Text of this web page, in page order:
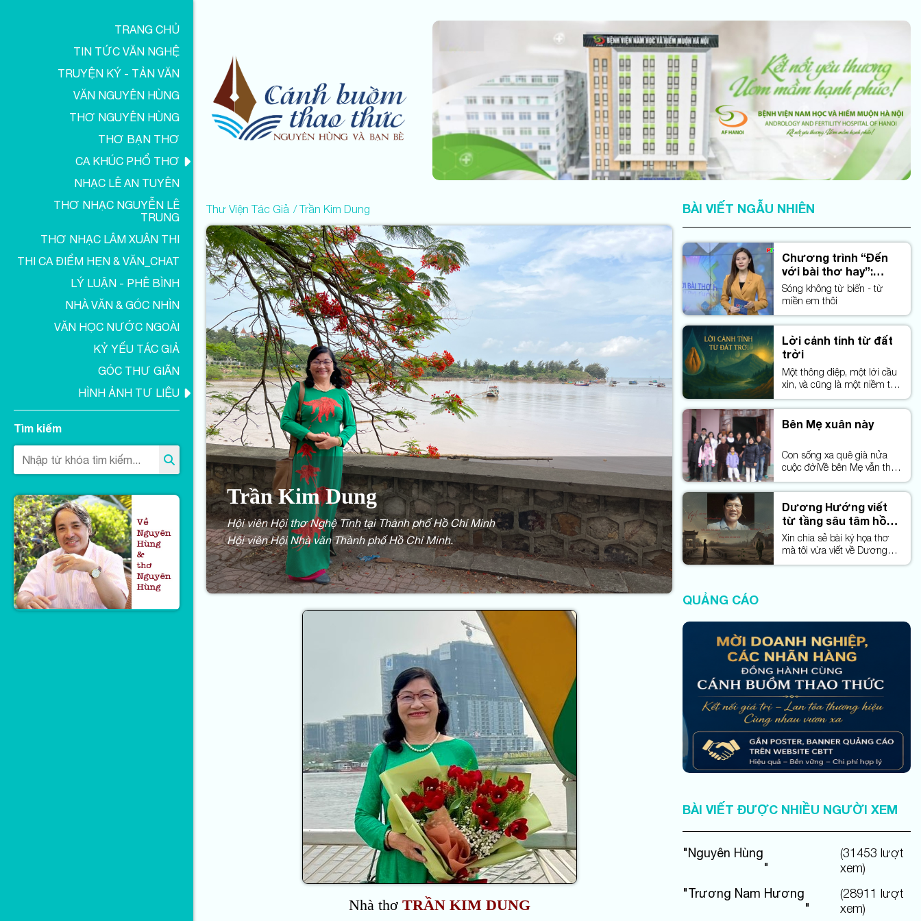
TRANG CHỦ
TIN TỨC VĂN NGHỆ
TRUYỆN KÝ - TẢN VĂN
VĂN NGUYÊN HÙNG
THƠ NGUYÊN HÙNG
THƠ BẠN THƠ
CA KHÚC PHỔ THƠ
NHẠC LÊ AN TUYÊN
THƠ NHẠC NGUYỄN LÊ
TRUNG
THƠ NHẠC LÂM XUÂN THI
THI CA ĐIỂM HẸN & VĂN_CHAT
LÝ LUẬN - PHÊ BÌNH
NHÀ VĂN & GÓC NHÌN
VĂN HỌC NƯỚC NGOÀI
KỶ YẾU TÁC GIẢ
GÓC THƯ GIÃN
HÌNH ẢNH TƯ LIỆU
Tìm kiếm
Thư Viện Tác Giả Trần Kim Dung
Trần Kim Dung
Hội viên Hội thơ Nghệ Tĩnh tại Thành phố Hồ Chí Minh
Hội viên Hội Nhà văn Thành phố Hồ Chí Minh.
Nhà thơ TRẦN KIM DUNG
BÀI VIẾT NGẪU NHIÊN
Chương trình “Đến
với bài thơ hay”:
Sóng không từ biển
Sóng không từ biển - từ
miền em thôi
Lời cảnh tỉnh từ đất
trời
Một thông điệp, một lời cầu
xin, và cũng là một niềm tin:
Rồi cây sẽ lại xanh, sông núi
sẽ lại hiền, nếu trái tim con
người còn biết mở ra với
Bên Mẹ xuân này
Con sống xa quê già nửa
cuộc đờiVề bên Mẹ vẫn thấy
mình thơ bé...
Dương Hướng viết
từ tầng sâu tâm hồn
hậu chiến
Xin chia sẻ bài ký họa thơ
mà tôi vừa viết về Dương
Hướng – người đào sâu
quên.
QUẢNG CÁO
BÀI VIẾT ĐƯỢC NHIỀU NGƯỜI XEM
"Nguyên Hùng
"
(31453 lượt
xem)
"Trương Nam Hương
"
(28911 lượt
xem)